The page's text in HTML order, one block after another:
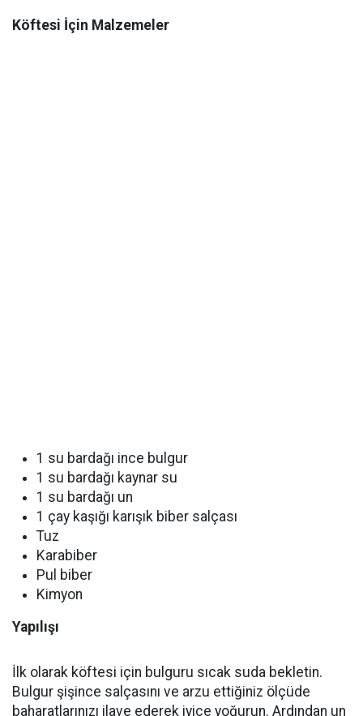
Köftesi İçin Malzemeler
1 su bardağı ince bulgur
1 su bardağı kaynar su
1 su bardağı un
1 çay kaşığı karışık biber salçası
Tuz
Karabiber
Pul biber
Kimyon
Yapılışı
İlk olarak köftesi için bulguru sıcak suda bekletin.
Bulgur şişince salçasını ve arzu ettiğiniz ölçüde
baharatlarınızı ilave ederek iyice yoğurun. Ardından un